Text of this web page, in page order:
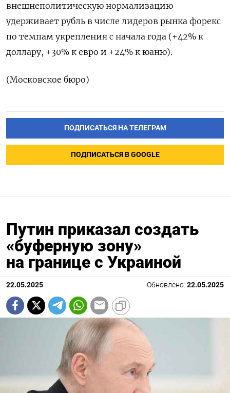
внешнеполитическую нормализацию
удерживает рубль в числе лидеров рынка форекс
по темпам укрепления с начала года (+42% к
доллару, +30% к евро и +24% к юаню).
(Московское бюро)
ПОДПИСАТЬСЯ НА ТЕЛЕГРАМ
ПОДПИСАТЬСЯ В GOOGLE
Путин приказал создать
«буферную зону»
на границе с Украиной
22.05.2025 Обновлено: 22.05.2025